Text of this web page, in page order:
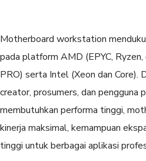
Motherboard workstation
pada platform AMD (EPYC,
PRO) serta Intel (Xeon dan Core).
creator, prosumers, dan pengguna
membutuhkan performa tinggi,
kinerja maksimal, kemampuan
tinggi untuk berbagai aplikasi